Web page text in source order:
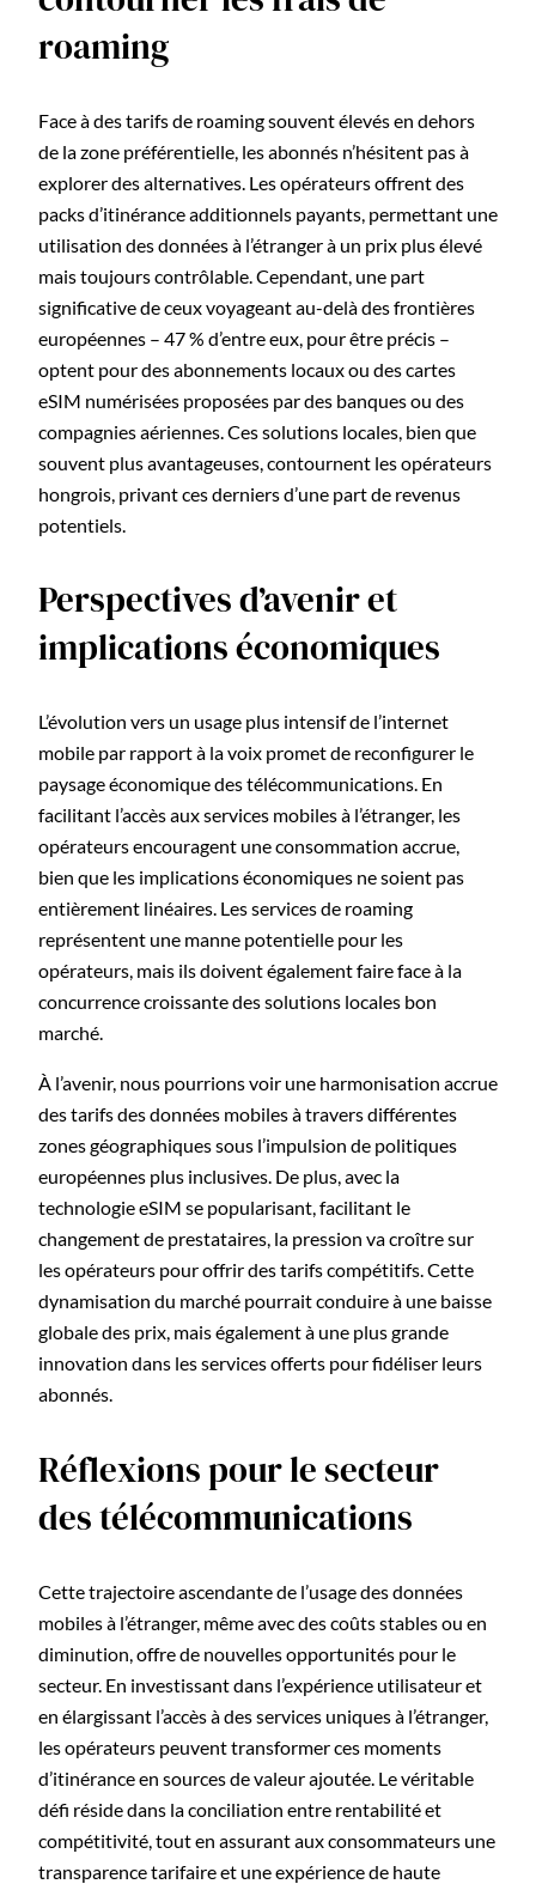
roaming
Face à des tarifs de roaming souvent élevés en dehors
de la zone préférentielle, les abonnés n’hésitent pas à
explorer des alternatives. Les opérateurs offrent des
packs d’itinérance additionnels payants, permettant une
utilisation des données à l’étranger à un prix plus élevé
mais toujours contrôlable. Cependant, une part
significative de ceux voyageant au-delà des frontières
européennes – 47 % d’entre eux, pour être précis –
optent pour des abonnements locaux ou des cartes
eSIM numérisées proposées par des banques ou des
compagnies aériennes. Ces solutions locales, bien que
souvent plus avantageuses, contournent les opérateurs
hongrois, privant ces derniers d’une part de revenus
potentiels.
Perspectives d’avenir et
implications économiques
L’évolution vers un usage plus intensif de l’internet
mobile par rapport à la voix promet de reconfigurer le
paysage économique des télécommunications. En
facilitant l’accès aux services mobiles à l’étranger, les
opérateurs encouragent une consommation accrue,
bien que les implications économiques ne soient pas
entièrement linéaires. Les services de roaming
représentent une manne potentielle pour les
opérateurs, mais ils doivent également faire face à la
concurrence croissante des solutions locales bon
marché.
À l’avenir, nous pourrions voir une harmonisation accrue
des tarifs des données mobiles à travers différentes
zones géographiques sous l’impulsion de politiques
européennes plus inclusives. De plus, avec la
technologie eSIM se popularisant, facilitant le
changement de prestataires, la pression va croître sur
les opérateurs pour offrir des tarifs compétitifs. Cette
dynamisation du marché pourrait conduire à une baisse
globale des prix, mais également à une plus grande
innovation dans les services offerts pour fidéliser leurs
abonnés.
Réflexions pour le secteur
des télécommunications
Cette trajectoire ascendante de l’usage des données
mobiles à l’étranger, même avec des coûts stables ou en
diminution, offre de nouvelles opportunités pour le
secteur. En investissant dans l’expérience utilisateur et
en élargissant l’accès à des services uniques à l’étranger,
les opérateurs peuvent transformer ces moments
d’itinérance en sources de valeur ajoutée. Le véritable
défi réside dans la conciliation entre rentabilité et
compétitivité, tout en assurant aux consommateurs une
transparence tarifaire et une expérience de haute